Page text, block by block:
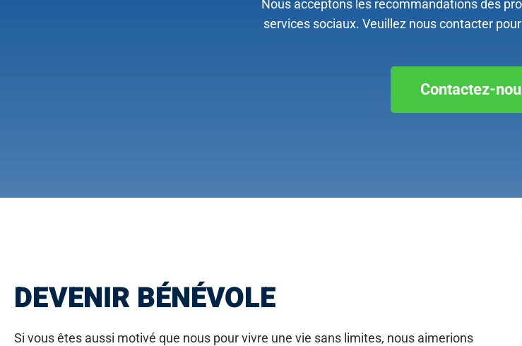
Nous acceptons les recommandations des
services sociaux. Veuillez nous contacter
Contactez-
DEVENIR BÉNÉVOLE
Si vous êtes aussi motivé que nous pour vivre une vie sans limites, nous aimerions